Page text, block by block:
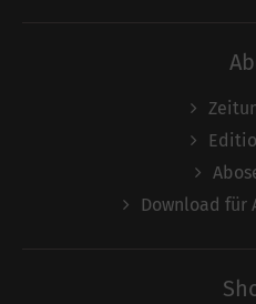
Download für